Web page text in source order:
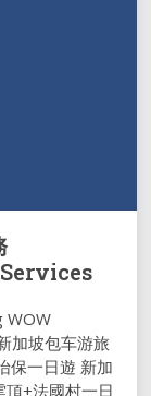
WOW
加坡包车游旅
保一日遊 新加
+法國村一日